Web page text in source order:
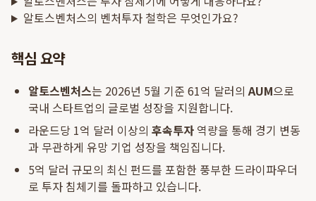
알토스벤처스의 벤처투자 철학은 무엇인가요?
핵심 요약
알토스벤처스는 2026년 5월 기준 61억 달러의AUM으로
국내 스타트업의 글로벌 성장을 지원합니다.
라운드당 1억 달러 이상의 후속투자 역량을 통해 경기 변동
과 무관하게 유망 기업 성장을 책임집니다.
5억 달러 규모의 최신 펀드를 포함한 풍부한 드라이파우더
로 투자 침체기를 돌파하고 있습니다.